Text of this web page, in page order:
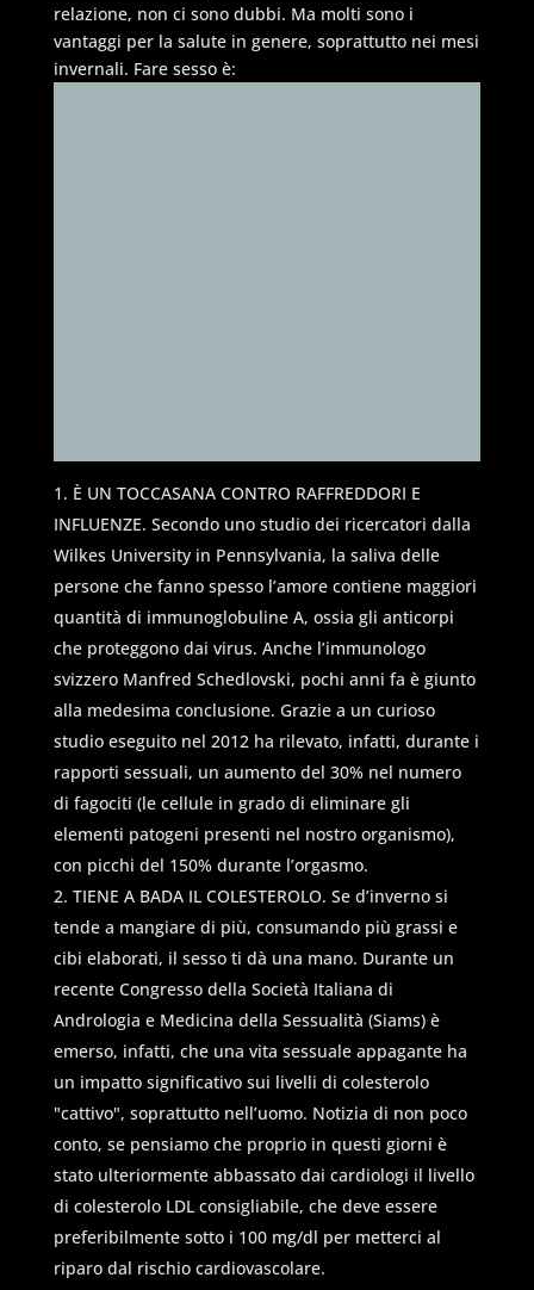
relazione, non ci sono dubbi. Ma molti sono i
vantaggi per la salute in genere, soprattutto nei mesi
invernali. Fare sesso è:
È UN TOCCASANA CONTRO RAFFREDDORI E
INFLUENZE. Secondo uno studio dei ricercatori dalla
Wilkes University in Pennsylvania, la saliva delle
persone che fanno spesso l’amore contiene maggiori
quantità di immunoglobuline A, ossia gli anticorpi
che proteggono dai virus. Anche l’immunologo
svizzero Manfred Schedlovski, pochi anni fa è giunto
alla medesima conclusione. Grazie a un curioso
studio eseguito nel 2012 ha rilevato, infatti, durante i
rapporti sessuali, un aumento del 30% nel numero
di fagociti (le cellule in grado di eliminare gli
elementi patogeni presenti nel nostro organismo),
con picchi del 150% durante l’orgasmo.
TIENE A BADA IL COLESTEROLO. Se d’inverno si
tende a mangiare di più, consumando più grassi e
cibi elaborati, il sesso ti dà una mano. Durante un
recente Congresso della Società Italiana di
Andrologia e Medicina della Sessualità (Siams) è
emerso, infatti, che una vita sessuale appagante ha
un impatto significativo sui livelli di colesterolo
"cattivo", soprattutto nell’uomo. Notizia di non poco
conto, se pensiamo che proprio in questi giorni è
stato ulteriormente abbassato dai cardiologi il livello
di colesterolo LDL consigliabile, che deve essere
preferibilmente sotto i 100 mg/dl per metterci al
riparo dal rischio cardiovascolare.